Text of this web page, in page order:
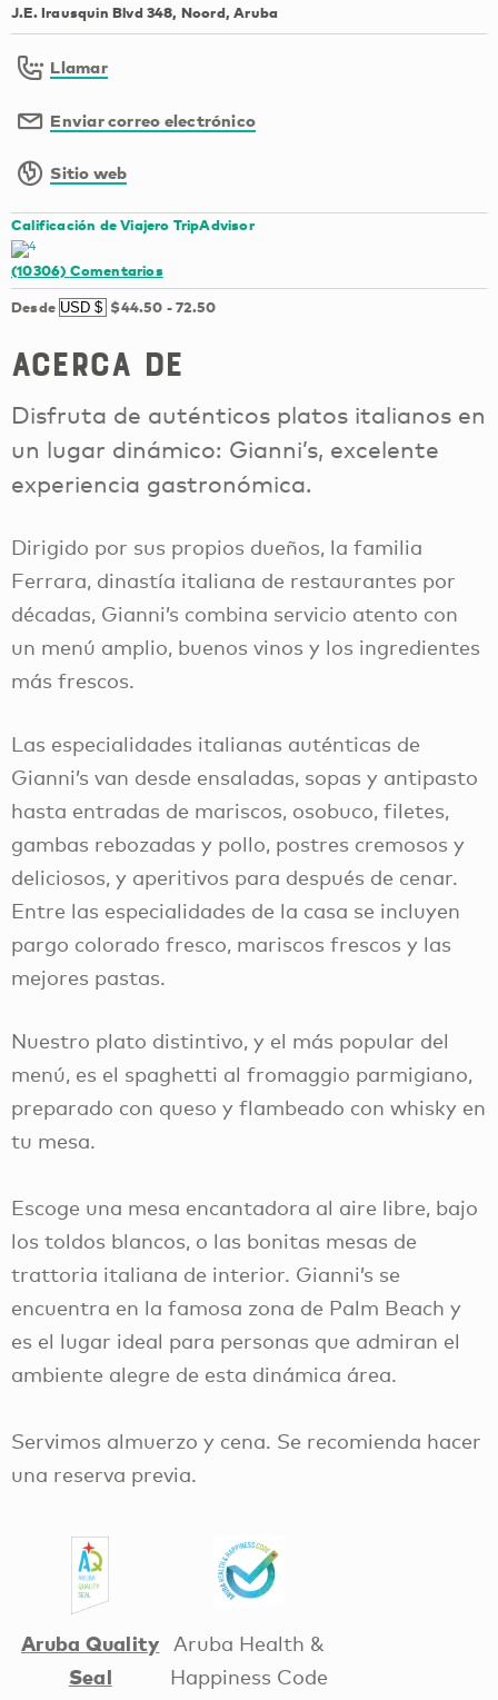
J.E. Irausquin Blvd 348, Noord, Aruba
Llamar
Enviar correo electrónico
Sitio web
Calificación de Viajero TripAdvisor
(10306) Comentarios
Desde $44.50 -72.50
Acerca de
Disfruta de auténticos platos italianos en
un lugar dinámico: Gianni’s, excelente
experiencia gastronómica.
Dirigido por sus propios dueños, la familia
Ferrara, dinastía italiana de restaurantes por
décadas, Gianni’s combina servicio atento con
un menú amplio, buenos vinos y los ingredientes
más frescos.
Las especialidades italianas auténticas de
Gianni’s van desde ensaladas, sopas y antipasto
hasta entradas de mariscos, osobuco, filetes,
gambas rebozadas y pollo, postres cremosos y
deliciosos, y aperitivos para después de cenar.
Entre las especialidades de la casa se incluyen
pargo colorado fresco, mariscos frescos y las
mejores pastas.
Nuestro plato distintivo, y el más popular del
menú, es el spaghetti al fromaggio parmigiano,
preparado con queso y flambeado con whisky en
tu mesa.
Escoge una mesa encantadora al aire libre, bajo
los toldos blancos, o las bonitas mesas de
trattoria italiana de interior. Gianni’s se
encuentra en la famosa zona de Palm Beach y
es el lugar ideal para personas que admiran el
ambiente alegre de esta dinámica área.
Servimos almuerzo y cena. Se recomienda hacer
una reserva previa.
Aruba Quality
Seal
Aruba Health &
Happiness Code